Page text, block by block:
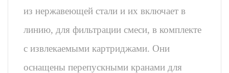
из нержавеющей стали и их включает в
линию, для фильтрации смеси, в комплекте
с извлекаемыми картриджами. Они
оснащены перепускными кранами для